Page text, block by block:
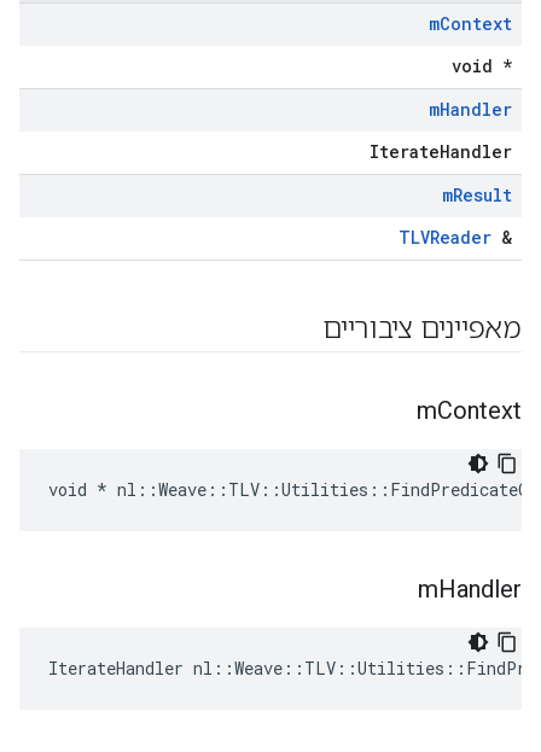
mContext
void *
mHandler
IterateHandler
mResult
TLVReader &
מאפיינים ציבוריים
mContext
void *
mHandler
IterateHandler